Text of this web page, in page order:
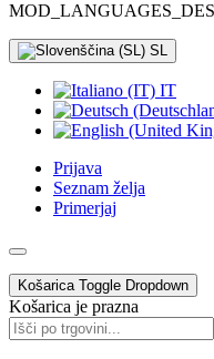
SL
IT
Prijava
Seznam želja
Primerjaj
Košarica Toggle Dropdown
Košarica je prazna